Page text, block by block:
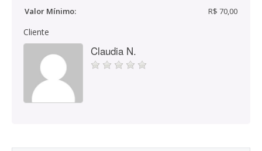
Valor Mínimo:
R$ 70,00
Cliente
Claudia N.